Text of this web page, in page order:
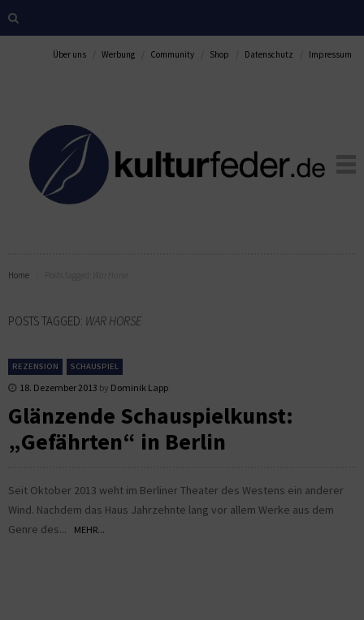
Über uns Werbung Community Shop Datenschutz Impressum
Home
POSTS TAGGED: WAR HORSE
REZENSION SCHAUSPIEL
18. Dezember 2013 by Dominik Lapp
Glänzende Schauspielkunst:
„Gefährten“ in Berlin
Seit Oktober 2013 weht im Berliner Theater des Westens ein anderer
Wind. Nachdem das Haus Jahrzehnte lang vor allem Werke aus dem
Genre des...
MEHR...